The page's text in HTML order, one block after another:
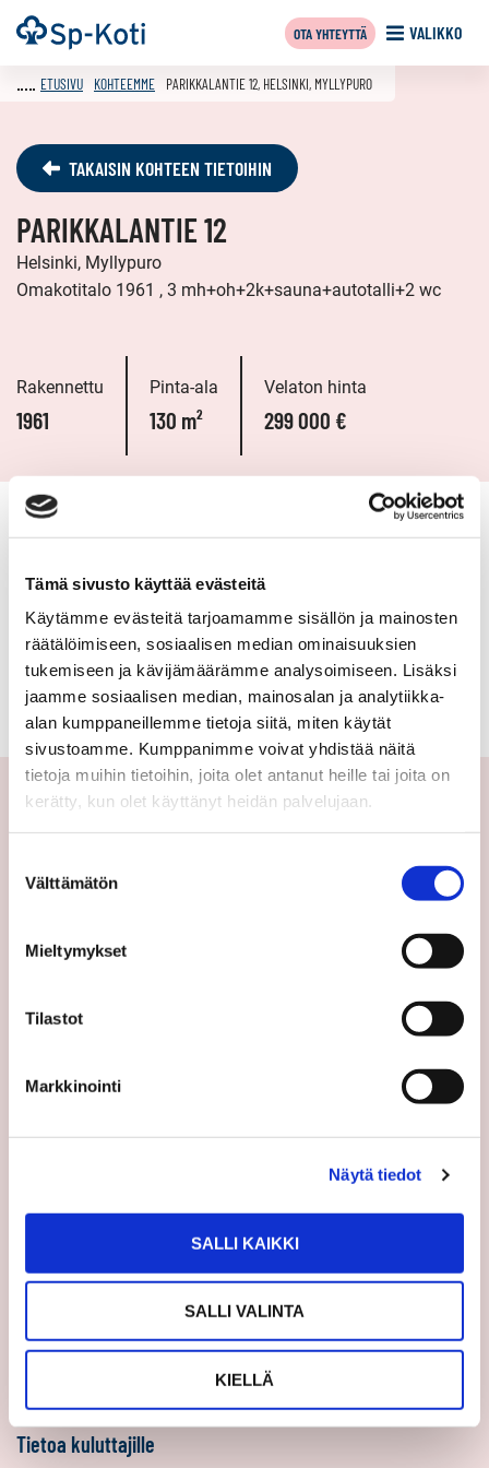
Tämä sivusto käyttää evästeitä
Käytämme evästeitä tarjoamamme sisällön ja mainosten
räätälöimiseen, sosiaalisen median ominaisuuksien
tukemiseen ja kävijämäärämme analysoimiseen. Lisäksi
jaamme sosiaalisen median, mainosalan ja analytiikka-
alan kumppaneillemme tietoja siitä, miten käytät
sivustoamme. Kumppanimme voivat yhdistää näitä
tietoja muihin tietoihin, joita olet antanut heille tai joita on
kerätty, kun olet käyttänyt heidän palvelujaan.
valinta
Välttämätön
Mieltymykset
Tilastot
Markkinointi
Näytä tiedot
SALLI KAIKKI
SALLI VALINTA
KIELLÄ
Siirry
sisältöön
Etusivu VALIKKO
OTA YHTEYTTÄ
ETUSIVU KOHTEEMME PARIKKALANTIE 12, HELSINKI, MYLLYPURO
TAKAISIN KOHTEEN TIETOIHIN
PARIKKALANTIE 12
Helsinki, Myllypuro
Omakotitalo 1961 , 3 mh+oh+2k+sauna+autotalli+2 wc
Rakennettu
1961
Pinta-ala
130 m²
Velaton hinta
299 000 €
TAKAISIN KOHTEEN TIETOIHIN
Välittäjämme
Medialle
Suosittele
Vinkit
Uratarinat
Töihin Sp-Kotiin
Välittäjäksi
Tietoa kuluttajille